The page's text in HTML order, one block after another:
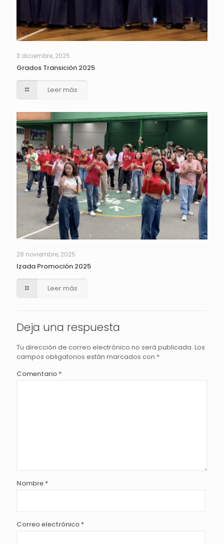
3 diciembre, 2025
Grados Transición 2025
Leer más
28 noviembre, 2025
Izada Promoción 2025
Leer más
Deja una respuesta
Tu dirección de correo electrónico no será publicada. Los
campos obligatorios están marcados con *
Comentario *
Nombre *
Correo electrónico *